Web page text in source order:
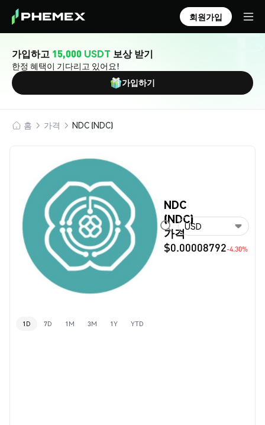
회원가입
가입하고 15,000 USDT 보상 받기
한정 혜택이 기다리고 있어요!
가입하기
홈 가격 NDC (NDC)
NDC
(NDC)
가격
$0.00008792-4.30%
USD
1D 7D 1M 3M 1Y YTD